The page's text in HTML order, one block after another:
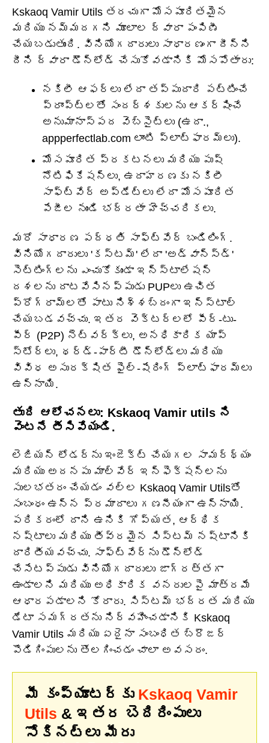
Kskaoq Vamir Utils తరచుగా మోసపూరితమైన
మరియు నమ్మదగని మూలాల ద్వారా పంపిణీ
చేయబడుతుంది. వినియోగదారులు సాధారణంగా దీన్ని
దీని ద్వారా డౌన్‌లోడ్ చేసుకోవడానికి మోసపోతారు:
నకిలీ ఆఫర్లు లేదా తప్పుదారి పట్టించే
ప్రాంప్ట్‌లతో సందర్శకులను ఆకర్షించే
అనుమానాస్పద వెబ్‌సైట్‌లు (ఉదా.,
appperfectlab.com లాంటి ప్లాట్‌ఫారమ్‌లు).
మోసపూరిత ప్రకటనలు మరియు పుష్
నోటిఫికేషన్‌లు, ఉదాహరణకు నకిలీ
సాఫ్ట్‌వేర్ అప్‌డేట్‌లు లేదా మోసపూరిత
పేజీల నుండి భద్రతా హెచ్చరికలు.
మరో సాధారణ పద్ధతి సాఫ్ట్‌వేర్ బండిలింగ్.
వినియోగదారులు 'కస్టమ్' లేదా 'అడ్వాన్స్‌డ్'
సెట్టింగ్‌లను ఎంచుకోకుండా ఇన్‌స్టాలేషన్
దశలను దాటవేసినప్పుడు PUPలు ఉచిత
ప్రోగ్రామ్‌లతో పాటు నిశ్శబ్దంగా ఇన్‌స్టాల్
చేయబడవచ్చు. ఇతర వెక్టర్లలో పీర్-టు-
పీర్ (P2P) నెట్‌వర్క్‌లు, అనధికారిక యాప్
స్టోర్‌లు, థర్డ్-పార్టీ డౌన్‌లోడ్‌లు మరియు
వివిధ అసురక్షిత ఫైల్-షేరింగ్ ప్లాట్‌ఫారమ్‌లు
ఉన్నాయి.
తుది ఆలోచనలు: Kskaoq Vamir utils ని
వెంటనే తీసివేయండి.
లెజియన్ లోడర్‌ను ఇంజెక్ట్ చేయగల సామర్థ్యం
మరియు అదనపు మాల్వేర్ ఇన్‌ఫెక్షన్‌లను
సులభతరం చేయడం వల్ల Kskaoq Vamir Utilsతో
సంబంధం ఉన్న ప్రమాదాలు గణనీయంగా ఉన్నాయి.
పరికరంలో దాని ఉనికి గోప్యత, ఆర్థిక
నష్టాలు మరియు తీవ్రమైన సిస్టమ్ నష్టానికి
దారితీయవచ్చు. సాఫ్ట్‌వేర్‌ను డౌన్‌లోడ్
చేసేటప్పుడు వినియోగదారులు జాగ్రత్తగా
ఉండాలని మరియు అధికారిక వనరులపై మాత్రమే
ఆధారపడాలని కోరారు. సిస్టమ్ భద్రత మరియు
డేటా సమగ్రతను నిర్వహించడానికి Kskaoq
Vamir Utils మరియు ఏదైనా సంబంధిత బ్రౌజర్
పొడిగింపులను తొలగించడం చాలా అవసరం.
మీ కంప్యూటర్‌కు Kskaoq Vamir
Utils & ఇతర బెదిరింపులు
సోకినట్లు మీరు